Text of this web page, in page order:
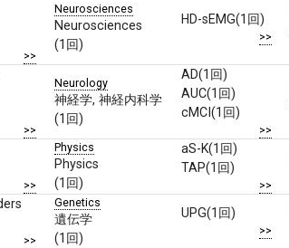
>>
Neurosciences
Neurosciences
(1回)
HD-sEMG(1回)
>>
>>
Neurology
神経学, 神経内科学
(1回)
AD(1回)
AUC(1回)
cMCI(1回)
>>
>>
Physics
Physics
(1回)
aS-K(1回)
TAP(1回)
>>
>>
Genetics
遺伝学
(1回)
UPG(1回)
>>